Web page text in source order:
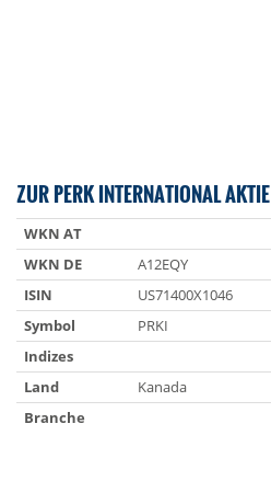
ZUR PERK INTERNATIONAL AKTIE
WKN AT
WKN DE
A12EQY
ISIN
US71400X1046
Symbol
PRKI
Indizes
Land
Kanada
Branche